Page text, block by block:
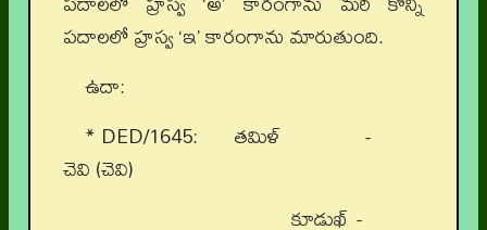
పదాలలో హ్రస్వ ‘ఇ’ కారంగాను మారుతుంది.
ఉదా:
* DED/1645: తమిళ్ -
చెవి (చెవి)
కూడుఖ్ -